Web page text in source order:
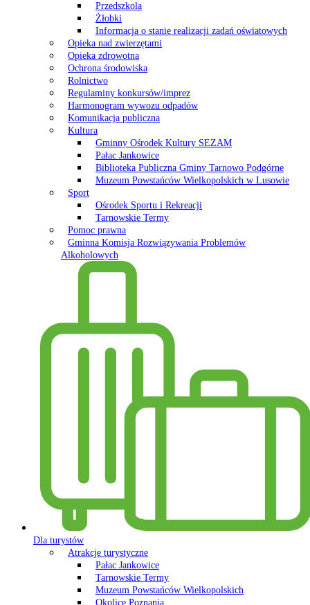
Przedszkola
Żłobki
Informacja o stanie realizacji zadań oświatowych
Opieka nad zwierzętami
Opieka zdrowotna
Ochrona środowiska
Rolnictwo
Regulaminy konkursów/imprez
Harmonogram wywozu odpadów
Komunikacja publiczna
Kultura
Gminny Ośrodek Kultury SEZAM
Pałac Jankowice
Biblioteka Publiczna Gminy Tarnowo Podgórne
Muzeum Powstańców Wielkopolskich w Lusowie
Sport
Ośrodek Sportu i Rekreacji
Tarnowskie Termy
Pomoc prawna
Gminna Komisja Rozwiązywania Problemów
Alkoholowych
Dla turystów
Atrakcje turystyczne
Pałac Jankowice
Tarnowskie Termy
Muzeum Powstańców Wielkopolskich
Okolice Poznania